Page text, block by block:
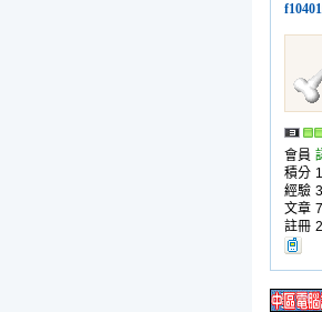
會員
積分
經驗
文章
註冊